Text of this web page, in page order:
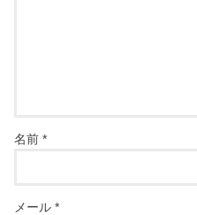
名前*
メール*